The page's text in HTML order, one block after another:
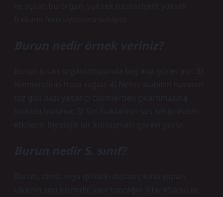
ve açılan bu organ, yüksek hassasiyetli yüksek
frekans fonksiyonuna sahiptir.
Burun nedir örnek veriniz?
Burun insan organizmasında beş ana görev alır: 3)
Nemlendirici hava sağlar, 4) Nefes alabilen havanın
toz gibi bazı yabancı cisimlerden çıkarılmasına
katkıda bulunur, 5) Ses haklarının ses seslerinden
etkilenir. biyolojik bir konuşmacı görevi görür.
Burun nedir 5. sınıf?
Burun, deniz veya göldeki dıştan çıkıntı yapan
ülkenin son kısmıdır, yani toprağın 3 tarafta su ile